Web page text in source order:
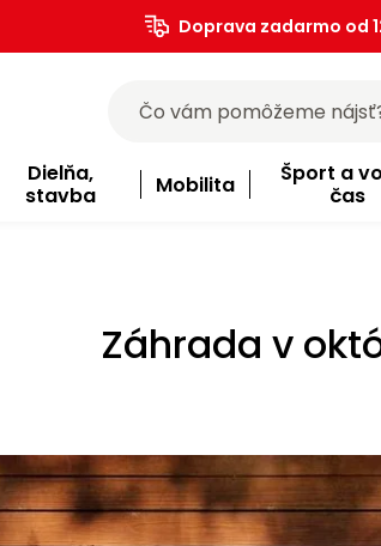
Doprava zadarmo od
Dielňa,
stavba
Mobilita
Šport a
čas
Záhrada v